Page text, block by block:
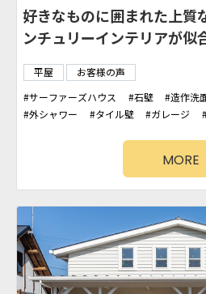
好きなものに囲まれた上質
ンチュリーインテリアが似
平屋
お客様の声
サーファーズハウス
石壁 造作洗
外シャワー
タイル壁 ガレージ
MORE